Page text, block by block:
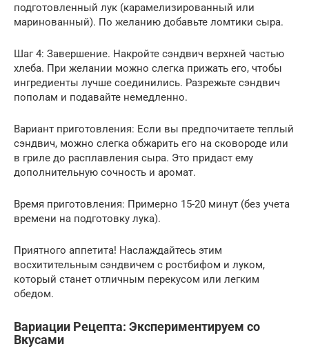
подготовленный лук (карамелизированный или
маринованный). По желанию добавьте ломтики сыра.
Шаг 4: Завершение. Накройте сэндвич верхней частью
хлеба. При желании можно слегка прижать его, чтобы
ингредиенты лучше соединились. Разрежьте сэндвич
пополам и подавайте немедленно.
Вариант приготовления: Если вы предпочитаете теплый
сэндвич, можно слегка обжарить его на сковороде или
в гриле до расплавления сыра. Это придаст ему
дополнительную сочность и аромат.
Время приготовления: Примерно 15-20 минут (без учета
времени на подготовку лука).
Приятного аппетита! Наслаждайтесь этим
восхитительным сэндвичем с ростбифом и луком,
который станет отличным перекусом или легким
обедом.
Вариации Рецепта: Экспериментируем со
Вкусами